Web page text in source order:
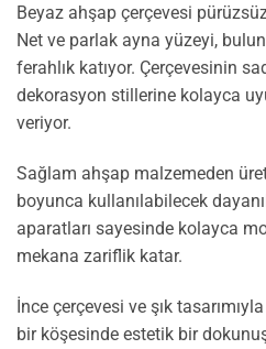
Beyaz ahşap çerçevesi
Net ve parlak ayna yüzeyi,
ferahlık katıyor. Çerçevesinin
dekorasyon stillerine kolayca
veriyor.
Sağlam ahşap malzemeden
boyunca kullanılabilecek
aparatları sayesinde kolayca
mekana zariflik katar.
İnce çerçevesi ve şık
bir köşesinde estetik bir